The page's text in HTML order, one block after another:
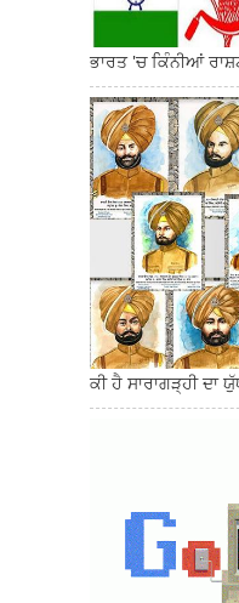
ਭਾਰਤ 'ਚ ਕਿੰਨੀਆਂ
ਕੀ ਹੈ ਸਾਰਾਗੜ੍ਹੀ ਦਾ